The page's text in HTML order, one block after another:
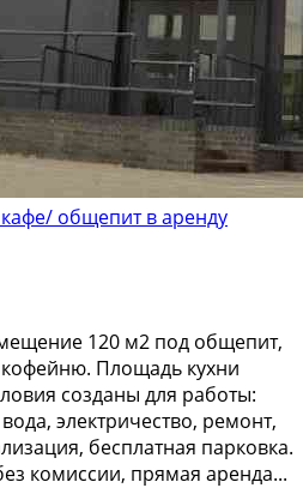
общепит в аренду
120 м2 под общепит,
Площадь кухни
созданы для работы:
электричество, ремонт,
бесплатная парковка.
комиссии, прямая аренда...